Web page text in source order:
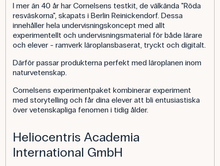
I mer än 40 år har Cornelsens testkit, de välkända "Röda
resväskorna", skapats i Berlin Reinickendorf. Dessa
innehåller hela undervisningskoncept med allt
experimentellt och undervisningsmaterial för både lärare
och elever - ramverk läroplansbaserat, tryckt och digitalt.
Därför passar produkterna perfekt med läroplanen inom
naturvetenskap.
Cornelsens experimentpaket kombinerar experiment
med storytelling och får dina elever att bli entusiastiska
över vetenskapliga fenomen i tidig ålder.
Heliocentris Academia
International GmbH